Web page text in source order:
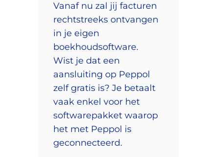
Vanaf nu zal jij facturen
rechtstreeks ontvangen
in je eigen
boekhoudsoftware.
Wist je dat een
aansluiting op Peppol
zelf gratis is? Je betaalt
vaak enkel voor het
softwarepakket waarop
het met Peppol is
geconnecteerd.